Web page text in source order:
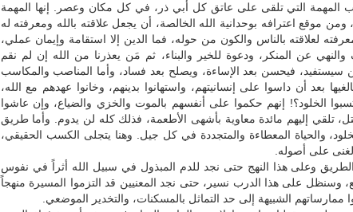
المهمة التي تلقى على عاتق كل أبي ذر، في كل مكان وعصر. إنها المهمة
موقع اعترافه بوحدانية الله الخالصة، أن يجعل علاقته بالله ومعرفته له
لعلاقته بالناس والكون من حوله، فما الدين إلا استقامة وإيمان عملي،
والنهي عن المنكر، ودعوة للخير والبناء، ثم مَن يعذرنا من الله إن لم نقم
سيستفيد، فيحسن بعد الإساءة، ويصلح بعد فساد، وأما المناصب والمكاسب
بعد أن داسوا على إنسانيتهم، واستهانوا بدينهم، وخانوا عهدهم مع الله،
الخلود؟! إنهم حكموا على أنفسهم بالموت والخزي والضياع، وإن عاشوا
تلقي إليهم مائدة معاوية بأشهى الأطعمة، فذلك كله لن يدوم. وأما طريق
والحياة المعطاءة والمتجددة في كل جيل. وهنا يتجلى الكسب الحقيقي،
على أصوله.
وعلى هذا النهج حتى نجد للدم المبذول في سبيل الله أثراً في نفوس
وسنظل على هذا الدرب نسير، حتى نجد المعنيين قد التزموا المسيرة منهجاً
ممارساتهم الشبيهة إلى حد التماثل بالمسكنات، والتخدير الموضعي.